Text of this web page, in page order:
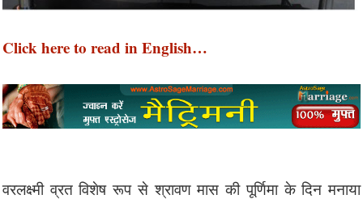
Click here to read in English…
वरलक्ष्मी व्रत विशेष रूप से श्रावण मास की पूर्णिमा के दिन मनाया